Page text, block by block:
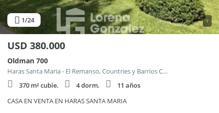
1/24 1
USD 380.000
Oldman 700
Haras Santa Maria - El Remanso, Countries y Barrios Cerrados en Escobar
370 m² cubie.
4 dorm.
11 años
CASA EN VENTA EN HARAS SANTA MARIA